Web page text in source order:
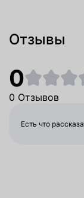
Отзывы
0
0 Отзывов
Есть что